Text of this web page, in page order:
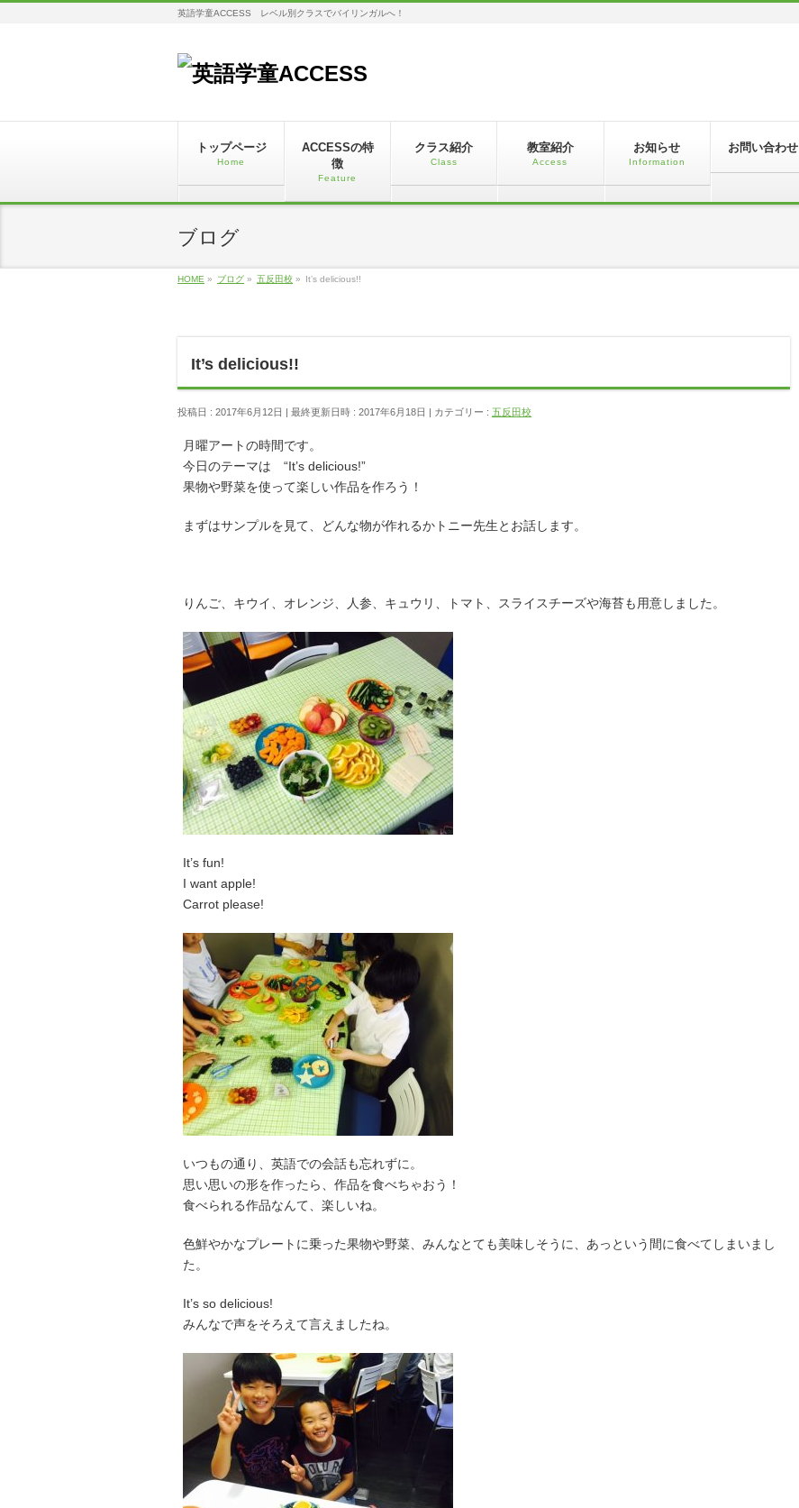
英語学童ACCESS レベル別クラスでバイリンガルへ！
トップページ
Home
ACCESSの特
徴
Feature
クラス紹介
Class
教室紹介
Access
お知らせ
Information
お問い合わせ
ブログ
HOME » ブログ » 五反田校 » It’s delicious!!
It’s delicious!!
投稿日 : 2017年6月12日 最終更新日時 : 2017年6月18日 カテゴリー : 五反田校
月曜アートの時間です。
今日のテーマは “It’s delicious!”
果物や野菜を使って楽しい作品を作ろう！
まずはサンプルを見て、どんな物が作れるかトニー先生とお話します。
りんご、キウイ、オレンジ、人参、キュウリ、トマト、スライスチーズや海苔も用意しました。
It’s fun!
I want apple!
Carrot please!
いつもの通り、英語での会話も忘れずに。
思い思いの形を作ったら、作品を食べちゃおう！
食べられる作品なんて、楽しいね。
色鮮やかなプレートに乗った果物や野菜、みんなとても美味しそうに、あっという間に食べてしまいまし
た。
It’s so delicious!
みんなで声をそろえて言えましたね。